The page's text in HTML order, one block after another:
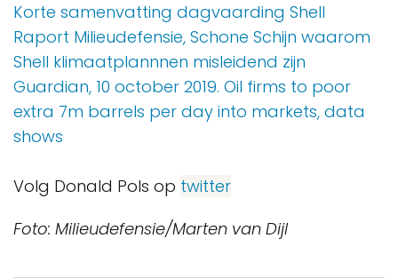
Korte samenvatting dagvaarding Shell
Raport Milieudefensie, Schone Schijn waarom
Shell klimaatplannnen misleidend zijn
Guardian, 10 october 2019. Oil firms to poor
extra 7m barrels per day into markets, data
shows
Volg Donald Pols op twitter
Foto: Milieudefensie/Marten van Dijl